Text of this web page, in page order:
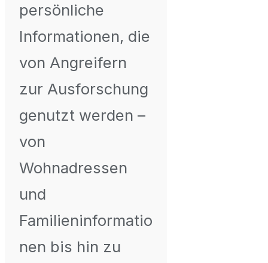
persönliche
Informationen, die
von Angreifern
zur Ausforschung
genutzt werden –
von
Wohnadressen
und
Familieninformatio
nen bis hin zu